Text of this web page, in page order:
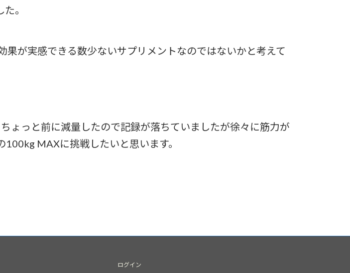
。
が実感できる数少ないサプリメントなのではないかと考えて
ょっと前に減量したので記録が落ちていましたが徐々に筋力が
MAXに挑戦したいと思います。
ログイン